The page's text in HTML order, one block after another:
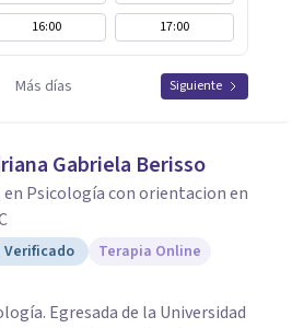
16:00 17:00
Más días Siguiente
Gabriela Berisso
en Psicología con orientacion en
Verificado Terapia Online
Egresada de la Universidad